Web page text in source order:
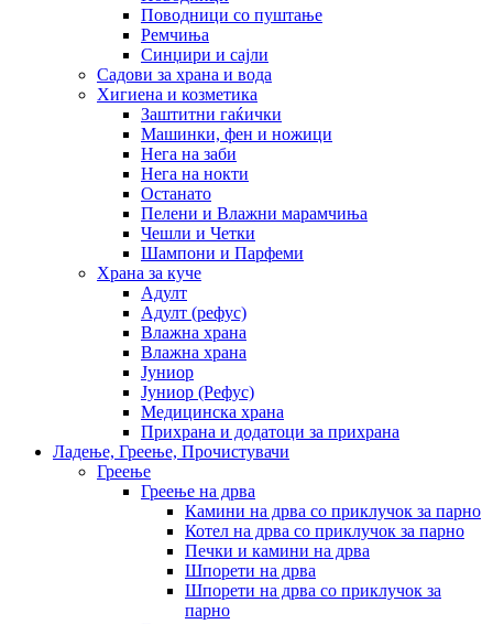
Поводници со пуштање
Ремчиња
Синџири и сајли
Садови за храна и вода
Хигиена и козметика
Заштитни гаќички
Машинки, фен и ножици
Нега на заби
Нега на нокти
Останато
Пелени и Влажни марамчиња
Чешли и Четки
Шампони и Парфеми
Храна за куче
Адулт
Адулт (рефус)
Влажна храна
Влажна храна
Јуниор
Јуниор (Рефус)
Медицинска храна
Прихрана и додатоци за прихрана
Ладење, Греење, Прочистувачи
Греење
Греење на дрва
Камини на дрва со приклучок за парно
Котел на дрва со приклучок за парно
Печки и камини на дрва
Шпорети на дрва
Шпорети на дрва со приклучок за
парно